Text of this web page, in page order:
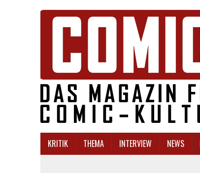
KRITIK THEMA INTERVIEW NEWS